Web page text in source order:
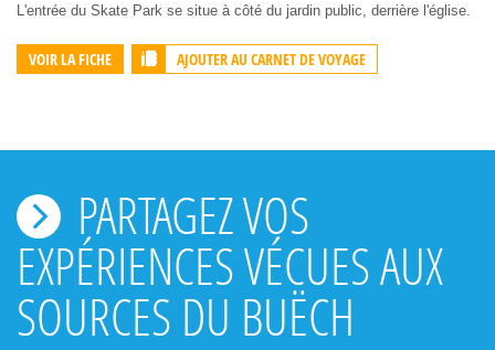
L'entrée du Skate Park se situe à côté du jardin public, derrière l'église.
VOIR LA FICHE AJOUTER AU CARNET DE VOYAGE
PARTAGEZ VOS
EXPÉRIENCES VÉCUES AUX
SOURCES DU BUËCH